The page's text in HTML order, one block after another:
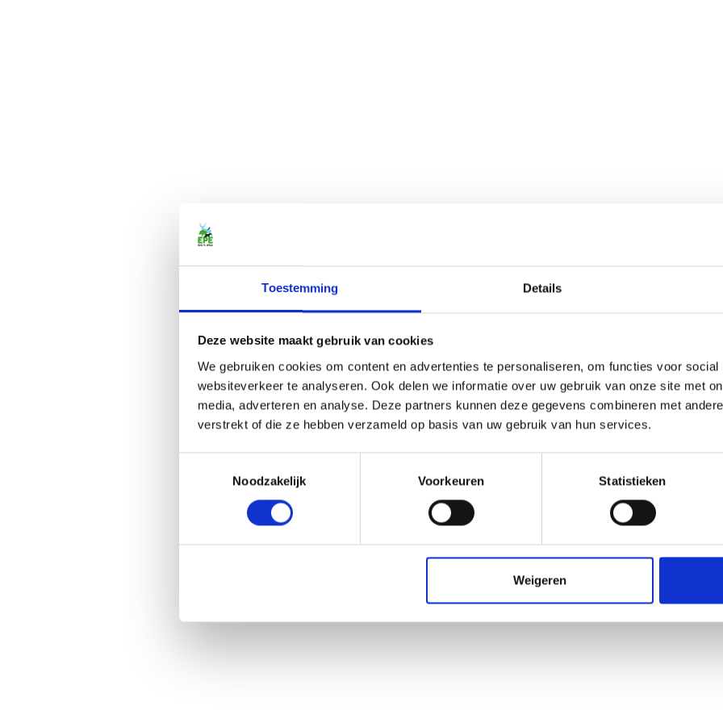
Toestemming Details
Deze website maakt gebruik van cookies
We gebruiken cookies om content en advertenties te personaliseren, om functies voor
websiteverkeer te analyseren. Ook delen we informatie over uw gebruik van onze site met
media, adverteren en analyse. Deze partners kunnen deze gegevens combineren met
verstrekt of die ze hebben verzameld op basis van uw gebruik van hun services.
Noodzakelijk
Voorkeuren Statistieken
Weigeren